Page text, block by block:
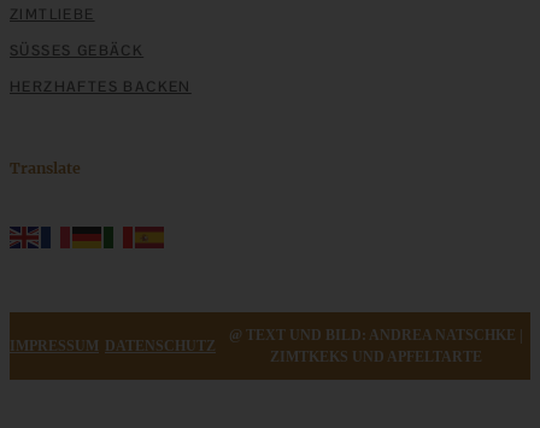
ZIMTLIEBE
SÜSSES GEBÄCK
HERZHAFTES BACKEN
Translate
IMPRESSUM DATENSCHUTZ
@ TEXT UND BILD: ANDREA NATSCHKE |
ZIMTKEKS UND APFELTARTE